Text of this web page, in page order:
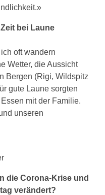
bei Laune
oft wandern
Wetter, die Aussicht
Bergen (Rigi, Wildspitz
gute Laune sorgten
mit der Familie.
unseren
die Corona-Krise und
verändert?